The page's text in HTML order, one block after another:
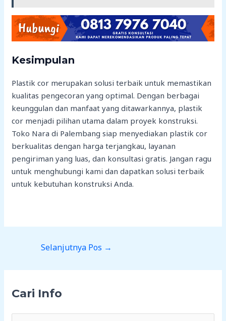
Kesimpulan
Plastik cor merupakan solusi terbaik untuk memastikan
kualitas pengecoran yang optimal. Dengan berbagai
keunggulan dan manfaat yang ditawarkannya, plastik
cor menjadi pilihan utama dalam proyek konstruksi.
Toko Nara di Palembang siap menyediakan plastik cor
berkualitas dengan harga terjangkau, layanan
pengiriman yang luas, dan konsultasi gratis. Jangan ragu
untuk menghubungi kami dan dapatkan solusi terbaik
untuk kebutuhan konstruksi Anda.
Selanjutnya Pos →
Cari Info